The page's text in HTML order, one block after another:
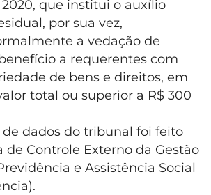
2020, que institui o auxílio
por sua vez,
a vedação de
a requerentes com
de bens e direitos, em
total ou superior a R$ 300
dados do tribunal foi feito
de Controle Externo da Gestão
e Assistência Social